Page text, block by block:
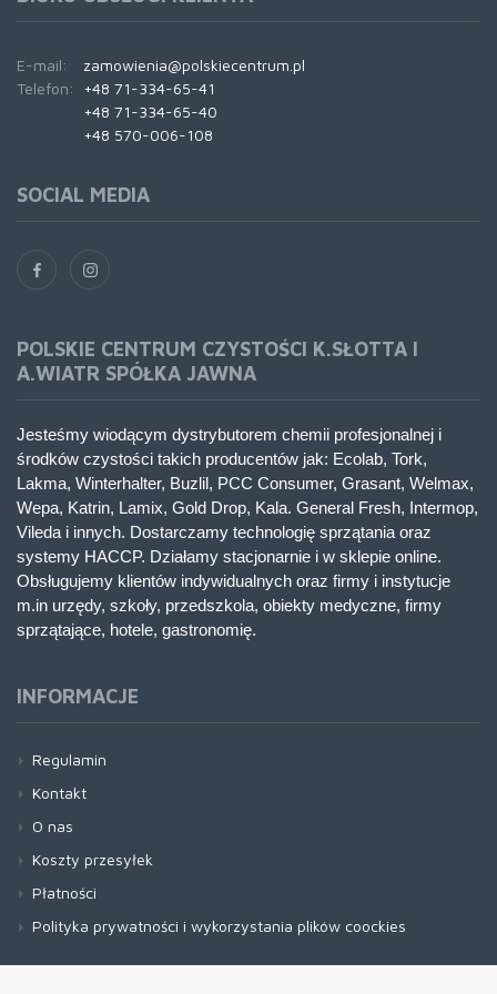
E-mail:
zamowienia@polskiecentrum.pl
Telefon:
+48 71-334-65-41
+48 71-334-65-40
+48 570-006-108
SOCIAL MEDIA
POLSKIE CENTRUM CZYSTOŚCI K.SŁOTTA I
A.WIATR SPÓŁKA JAWNA
Jesteśmy wiodącym dystrybutorem chemii profesjonalnej i
środków czystości takich producentów jak: Ecolab, Tork,
Lakma, Winterhalter, Buzlil, PCC Consumer, Grasant, Welmax,
Wepa, Katrin, Lamix, Gold Drop, Kala. General Fresh, Intermop,
Vileda i innych. Dostarczamy technologię sprzątania oraz
systemy HACCP. Działamy stacjonarnie i w sklepie online.
Obsługujemy klientów indywidualnych oraz firmy i instytucje
m.in urzędy, szkoły, przedszkola, obiekty medyczne, firmy
sprzątające, hotele, gastronomię.
INFORMACJE
Regulamin
Kontakt
O nas
Koszty przesyłek
Płatności
Polityka prywatności i wykorzystania plików coockies